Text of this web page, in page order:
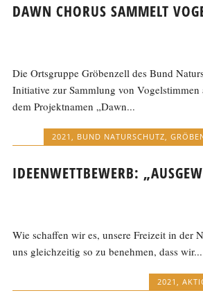
DAWN CHORUS SAMMELT
Die Ortsgruppe Gröbenzell des Bund
Initiative zur Sammlung von
dem Projektnamen „Dawn...
2021 BUND NATURSCHUTZ
IDEENWETTBEWERB:
Wie schaffen wir es, unsere Freizeit in der
uns gleichzeitig so zu benehmen, dass wir...
2021 ,